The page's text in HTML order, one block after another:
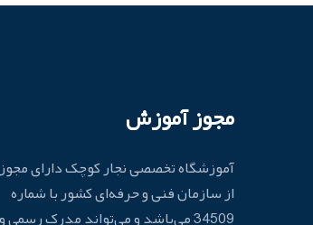
مجوز آموزش
آموزشگاه تخصصی نجار کوچک دارای مجوز
از سازمان فنی و حرفه‌ای کشور با شماره
34509 می‌باشد و می‌تواند مدرک رسمی و